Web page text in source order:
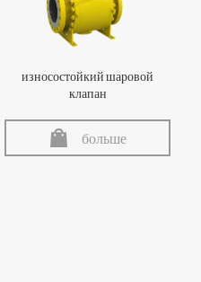
износостойкий шаровой
клапан
больше